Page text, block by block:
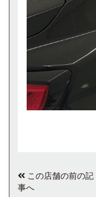
この店舗の前の記
事へ